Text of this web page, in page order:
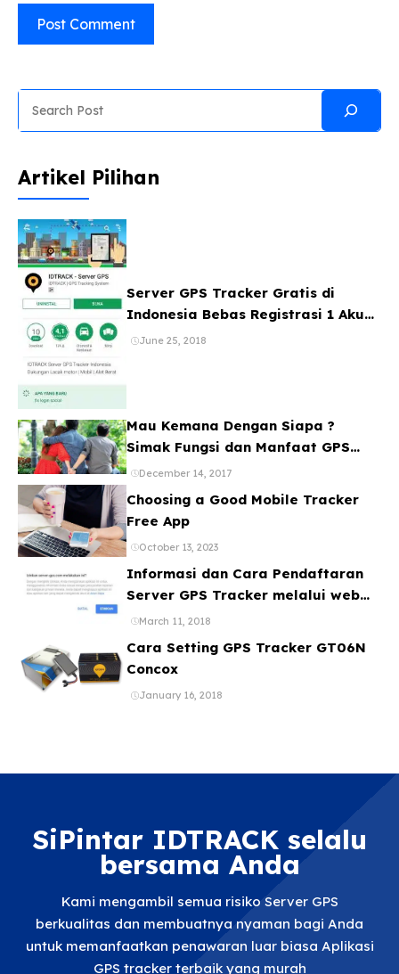
Artikel Pilihan
Server GPS Tracker Gratis di
Indonesia Bebas Registrasi 1 Akun
Banyak Device
June 25, 2018
Mau Kemana Dengan Siapa ?
Simak Fungsi dan Manfaat GPS
Mobil
December 14, 2017
Choosing a Good Mobile Tracker
Free App
October 13, 2023
Informasi dan Cara Pendaftaran
Server GPS Tracker melalui web
ataupun Aplikasi Online Gratis
March 11, 2018
Cara Setting GPS Tracker GT06N
Concox
January 16, 2018
SiPintar IDTRACK selalu
bersama Anda
Kami mengambil semua risiko Server GPS
berkualitas dan membuatnya nyaman bagi Anda
untuk memanfaatkan penawaran luar biasa Aplikasi
GPS tracker terbaik yang murah